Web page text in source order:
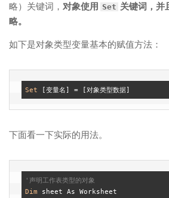
略）关键词， 对象使用 Set 关键词，并
略。
如下是对象类型变量基本的赋值方法：
Set
下面看一下实际的用法。
'声明工作表类型的对象
Dim